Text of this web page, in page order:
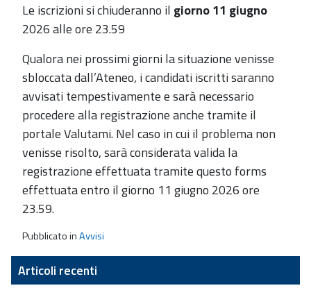
Le iscrizioni si chiuderanno il giorno 11 giugno
2026 alle ore 23.59
Qualora nei prossimi giorni la situazione venisse
sbloccata dall’Ateneo, i candidati iscritti saranno
avvisati tempestivamente e sarà necessario
procedere alla registrazione anche tramite il
portale Valutami. Nel caso in cui il problema non
venisse risolto, sarà considerata valida la
registrazione effettuata tramite questo forms
effettuata entro il giorno 11 giugno 2026 ore
23.59.
Pubblicato inAvvisi
Articoli recenti